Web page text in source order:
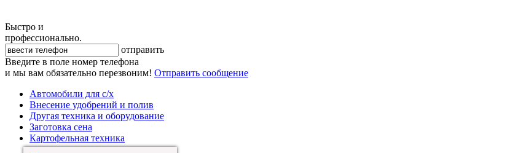
Быстро и
профессионально.
отправить
Введите в поле номер телефона
и мы вам обязательно перезвоним! Отправить сообщение
Автомобили для с/х
Внесение удобрений и полив
Другая техника и оборудование
Заготовка сена
Картофельная техника